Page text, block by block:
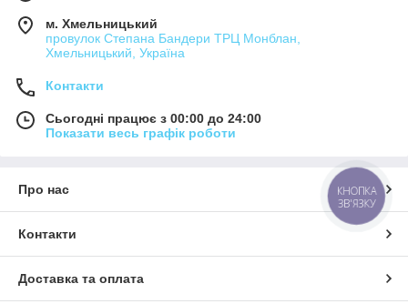
м. Хмельницький
провулок Степана Бандери ТРЦ Монблан,
Хмельницький, Україна
Контакти
Сьогодні працює з 00:00 до 24:00
Показати весь графік роботи
Про нас
Контакти
Доставка та оплата
КНОПКА
ЗВ'ЯЗКУ